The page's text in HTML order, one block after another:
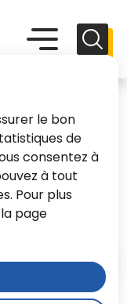
le bon
de
consentez à
à tout
Pour plus
page
le plan du
Menu